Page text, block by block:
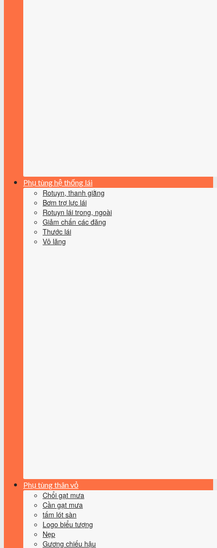
Phụ tùng hệ thống lái
Rotuyn, thanh giằng
Bơm trợ lực lái
Rotuyn lái trong, ngoài
Giảm chấn các đăng
Thước lái
Vô lăng
Phụ tùng thân vỏ
Chổi gạt mưa
Cần gạt mưa
tấm lót sàn
Logo biểu tượng
Nẹp
Gương chiếu hậu